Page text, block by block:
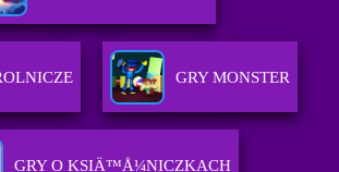
GRY MONSTER
GRY O KSIÄ™Å¼NICZKACH